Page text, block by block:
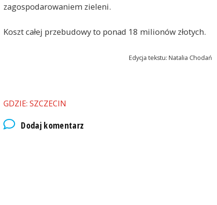
zagospodarowaniem zieleni.
Koszt całej przebudowy to ponad 18 milionów złotych.
Edycja tekstu: Natalia Chodań
GDZIE: SZCZECIN
Dodaj komentarz